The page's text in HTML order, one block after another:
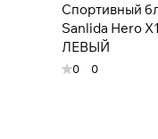
Спортивный
Sanlida Hero
ЛЕВЫЙ
0 0